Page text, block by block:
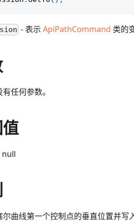
- 表示ApiPathCommand 类的
任何参数。
曲线第一个控制点的垂直位置并写